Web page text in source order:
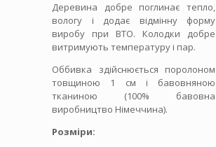
Деревина добре поглинає тепло,
вологу і додає відмінну форму
виробу при ВТО. Колодки добре
витримують температуру і пар.
Оббивка здійснюється поролоном
товщиною 1 см і бавовняною
тканиною (100% бавовна
виробництво Німеччина).
Розміри: